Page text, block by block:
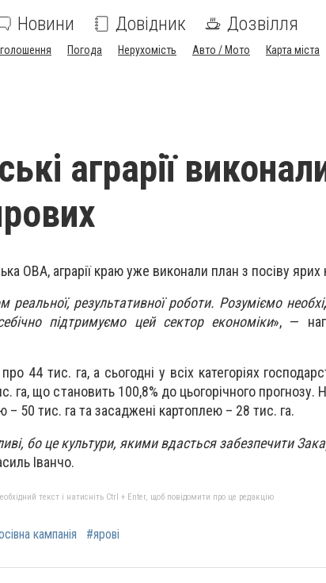
Новини Довідник Дозвілля
Погода Нерухомість Авто / Мото Карта міста
аграрії
ОВА, аграрії краю уже виконали план з посіву ярих
результативної роботи. Розуміємо
підтримуємо цей сектор економіки», —
44 тис. га, а сьогодні у всіх категоріях
га, що становить 100,8% до цьогорічного прогнозу.
– 50 тис. га та засаджені картоплею – 28 тис. га.
бо це культури, якими вдасться забезпечити
Іванчо.
текст і натисніть Ctrl + Enter, щоб повідомити про це редакцію
кампанія #ярові